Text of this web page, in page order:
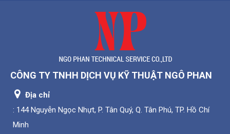
CÔNG TY TNHH DỊCH VỤ KỸ THUẬT NGÔ PHAN
Địa chỉ
: 144 Nguyễn Ngọc Nhựt, P. Tân Quý, Q. Tân Phú, TP. Hồ Chí
Minh